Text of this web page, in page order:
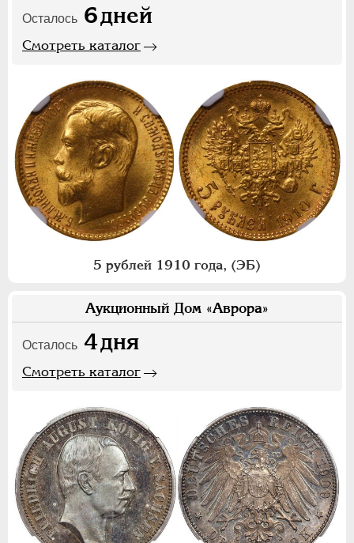
Осталось 6дней
Смотреть каталог
5 рублей 1910 года, (ЭБ)
Аукционный Дом «Аврора»
Осталось 4дня
Смотреть каталог